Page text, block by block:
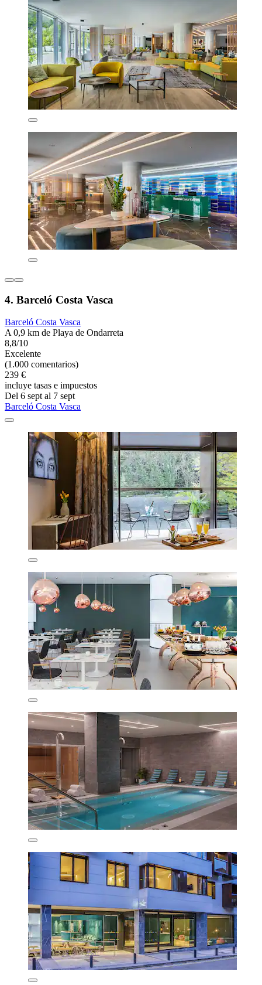
4. Barceló Costa Vasca
Barceló Costa Vasca
A 0,9 km de Playa de Ondarreta
8,8/10
Excelente
(1.000 comentarios)
239 €
incluye tasas e impuestos
Del 6 sept al 7 sept
Barceló Costa Vasca